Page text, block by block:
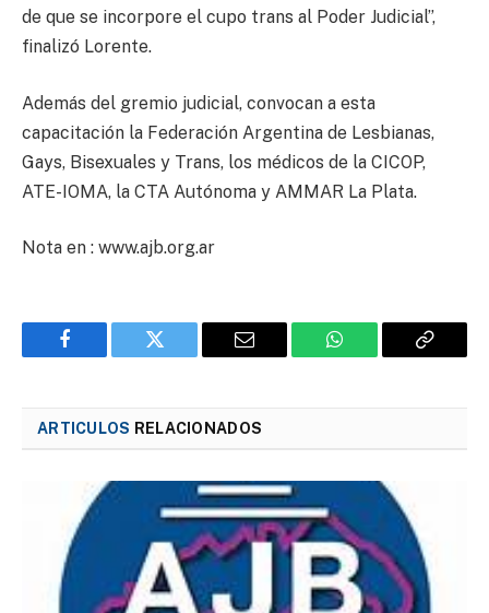
de que se incorpore el cupo trans al Poder Judicial”,
finalizó Lorente.
Además del gremio judicial, convocan a esta
capacitación la Federación Argentina de Lesbianas,
Gays, Bisexuales y Trans, los médicos de la CICOP,
ATE-IOMA, la CTA Autónoma y AMMAR La Plata.
Nota en : www.ajb.org.ar
Facebook Twitter Email WhatsApp Copy
ARTICULOS RELACIONADOS